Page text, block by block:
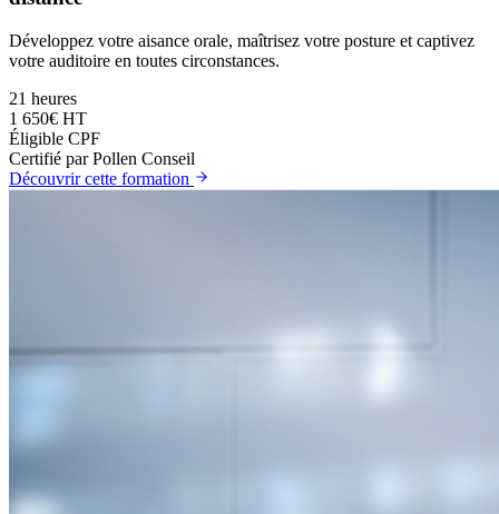
Développez votre aisance orale, maîtrisez votre posture et captivez
votre auditoire en toutes circonstances.
21 heures
1 650€ HT
Éligible CPF
Certifié par Pollen Conseil
Découvrir cette formation